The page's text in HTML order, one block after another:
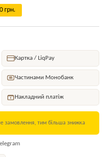
грн.
Картка / LiqPay
Частинами Монобанк
Накладний платіж
замовлення, тим більша знижка